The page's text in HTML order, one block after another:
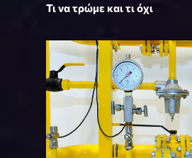
Τι να τρώμε και τι όχι